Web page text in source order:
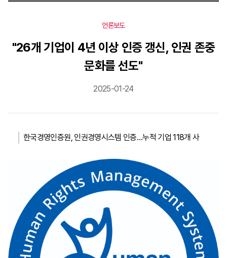
언론보도
"26개 기업이 4년 이상 인증 갱신, 인권 존중
문화를 선도"
2025-01-24
한국경영인증원, 인권경영시스템 인증…누적 기업 118개 사